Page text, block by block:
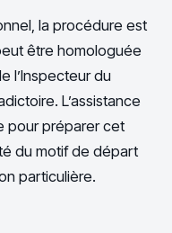
la procédure est
être homologuée
l’Inspecteur du
L’assistance
pour préparer cet
du motif de départ
particulière.